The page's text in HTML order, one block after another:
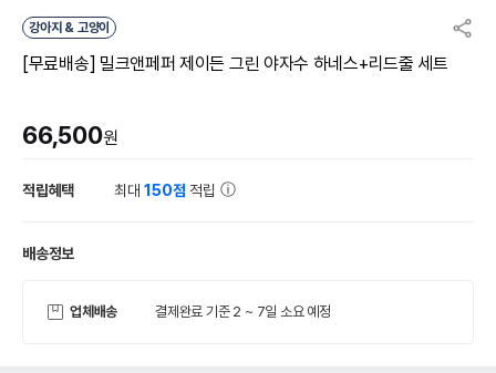
강아지 & 고양이
[무료배송] 밀크앤페퍼 제이든 그린 야자수 하네스+리드줄 세트
66,500원
적립혜택 최대150점 적립
배송정보
업체배송 결제완료 기준 2 ~ 7일 소요 예정